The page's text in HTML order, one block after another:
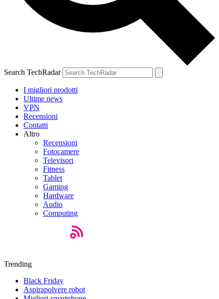
Search TechRadar
I migliori prodotti
Ultime news
VPN
Recensioni
Contatti
Altro
Recensioni
Fotocamere
Televisori
Fitness
Tablet
Gaming
Hardware
Audio
Computing
Trending
Black Friday
Aspirapolvere robot